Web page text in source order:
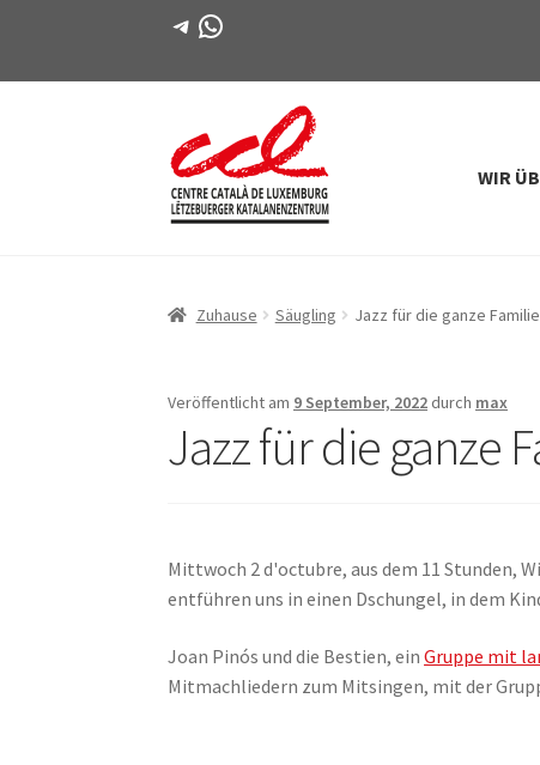
Telegramm
WhatsApp
Direkt
zur
Zum
Inhalt
WIR
Zuhause Säugling Jazz für die ganze
Veröffentlicht am 9 September, 2022 durch max
Jazz für die ganze
Mittwoch 2 d'octubre, aus dem 11 Stunden,
entführen uns in einen Dschungel, in dem
Joan Pinós und die Bestien, einGruppe mit
Mitmachliedern zum Mitsingen, mit der